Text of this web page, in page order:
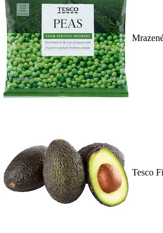
Tesco